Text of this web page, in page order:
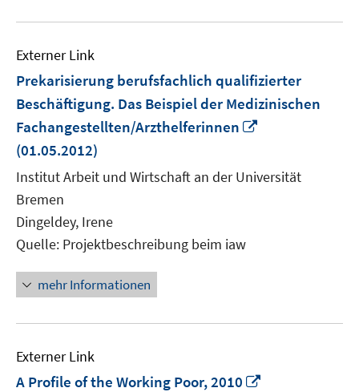
Externer Link
Prekarisierung berufsfachlich qualifizierter
Beschäftigung. Das Beispiel der Medizinischen
Fachangestellten/Arzthelferinnen
öffnen
(01.05.2012)
Institut Arbeit und Wirtschaft an der Universität
Bremen
Dingeldey, Irene
Quelle: Projektbeschreibung beim iaw
mehr Informationen
Externer Link
A Profile of the Working Poor, 2010